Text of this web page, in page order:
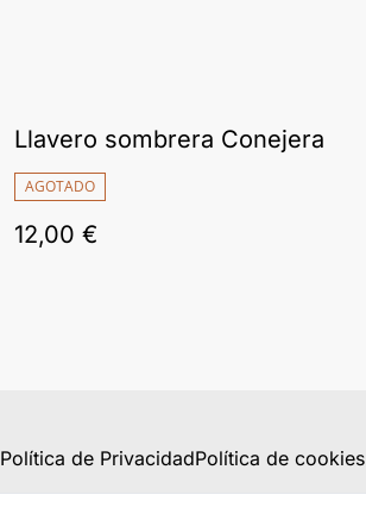
Llavero sombrera Conejera
AGOTADO
12,00 €
Política de PrivacidadPolítica de cookies